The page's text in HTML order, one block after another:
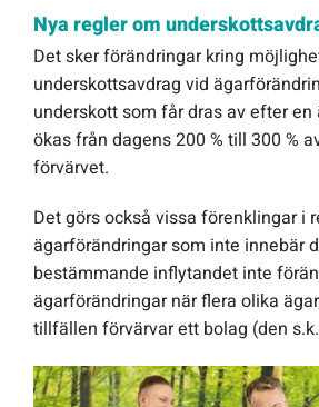
Nya regler om
Det sker förändringar kring
underskottsavdrag vid
underskott som får dras av efter
ökas från dagens 200 % till 300 %
förvärvet.
Det görs också vissa förenklingar i
ägarförändringar som inte innebär
bestämmande inflytandet inte
ägarförändringar när flera olika
tillfällen förvärvar ett bolag (den